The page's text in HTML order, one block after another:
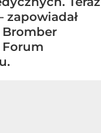
zapowiadał